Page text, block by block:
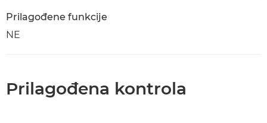
Prilagođene funkcije
NE
Prilagođena kontrola